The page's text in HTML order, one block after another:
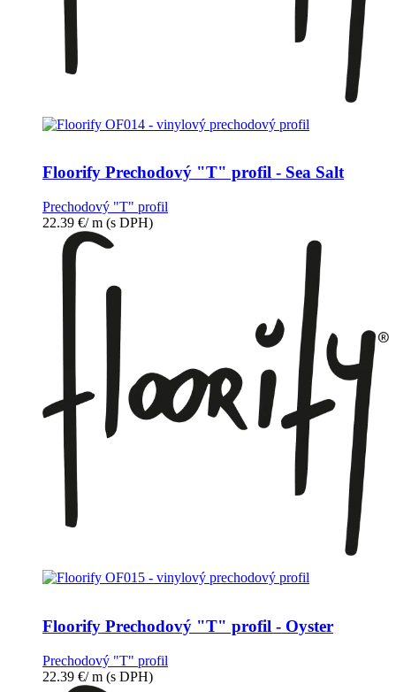
Floorify Prechodový "T" profil - Sea Salt
Prechodový "T" profil
22.39 €/ m (s DPH)
Floorify Prechodový "T" profil - Oyster
Prechodový "T" profil
22.39 €/ m (s DPH)